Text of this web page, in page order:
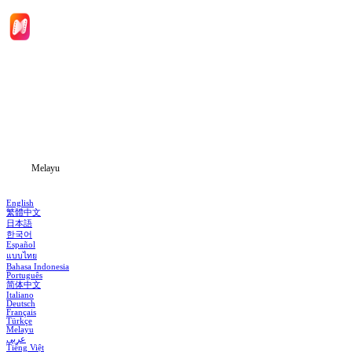
Melayu
English
繁體中文
日本語
한국어
Español
แบบไทย
Bahasa Indonesia
Português
简体中文
Italiano
Deutsch
Français
Türkçe
Melayu
عربي
Tiếng Việt